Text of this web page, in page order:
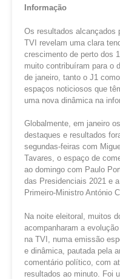
Informação
Os resultados alcançados
TVI revelam uma clara
crescimento de perto dos
muito contribuíram para o
de janeiro, tanto o J1
espaços noticiosos que
uma nova dinâmica na
Globalmente, em janeiro
destaques e resultados
segundas-feiras com
Tavares, o espaço de
ao domingo com Paulo
das Presidenciais 2021 e
Primeiro-Ministro António
Na noite eleitoral, muitos
acompanharam a
na TVI, numa emissão
e dinâmica, pautada pela
comentário político, com
resultados ao minuto. Foi